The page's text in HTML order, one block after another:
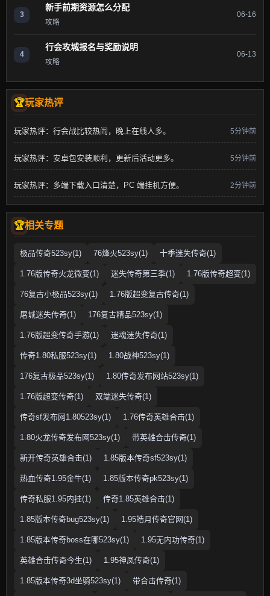
3
新手前期资源怎么分配
攻略
06-16
4
行会攻城报名与奖励说明
攻略
06-13
玩家热评
玩家热评：行会战比较热闹，晚上在线人多。 5分钟前
玩家热评：安卓包安装顺利，更新后活动更多。 5分钟前
玩家热评：多端下载入口清楚，PC 端挂机方便。 2分钟前
相关专题
极品传奇523sy(1) 76烽火523sy(1) 十季迷失传奇(1)
1.76版传奇火龙微变(1) 迷失传奇第三季(1) 1.76版传奇超变(1)
76复古小极品523sy(1) 1.76版超变复古传奇(1)
屠城迷失传奇(1) 176复古精品523sy(1)
1.76版超变传奇手游(1) 迷魂迷失传奇(1)
传奇1.80私服523sy(1) 1.80战神523sy(1)
176复古极品523sy(1) 1.80传奇发布网站523sy(1)
1.76版超变传奇(1) 双端迷失传奇(1)
传奇sf发布网1.80523sy(1) 1.76传奇英雄合击(1)
1.80火龙传奇发布网523sy(1) 带英雄合击传奇(1)
新开传奇英雄合击(1) 1.85版本传奇sf523sy(1)
热血传奇1.95金牛(1) 1.85版本传奇pk523sy(1)
传奇私服1.95内挂(1) 传奇1.85英雄合击(1)
1.85版本传奇bug523sy(1) 1.95皓月传奇官网(1)
1.85版本传奇boss在哪523sy(1) 1.95无内功传奇(1)
英雄合击传奇今生(1) 1.95神凤传奇(1)
1.85版本传奇3d坐骑523sy(1) 带合击传奇(1)